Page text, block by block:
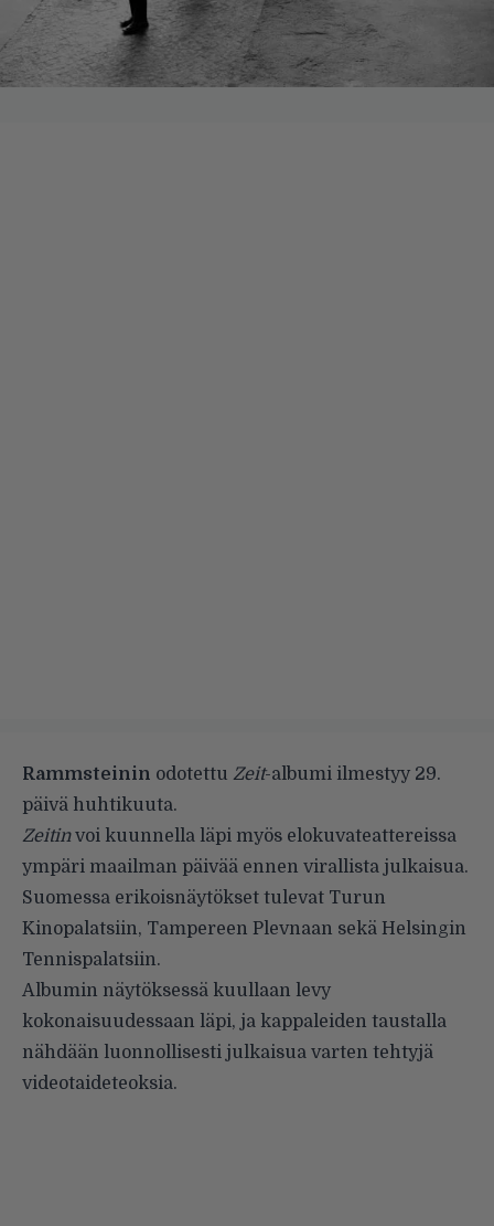
Rammsteinin odotettu Zeit-albumi ilmestyy 29.
päivä huhtikuuta.
Zeitinvoi kuunnella läpi myös elokuvateattereissa
ympäri maailman päivää ennen virallista julkaisua.
Suomessa erikoisnäytökset tulevat Turun
Kinopalatsiin, Tampereen Plevnaan sekä Helsingin
Tennispalatsiin.
Albumin näytöksessä kuullaan levy
kokonaisuudessaan läpi, ja kappaleiden taustalla
nähdään luonnollisesti julkaisua varten tehtyjä
videotaideteoksia.